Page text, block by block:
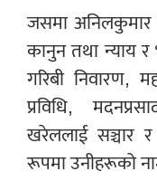
जसमा अनिलकुमार
कानुन तथा न्याय र
गरिबी निवारण,
प्रविधि,
खरेललाई सञ्चार र
रूपमा उनीहरूको